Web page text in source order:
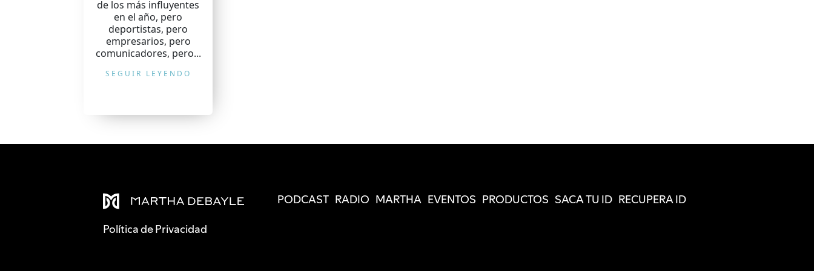
de los más influyentes
en el año, pero
deportistas, pero
empresarios, pero
comunicadores, pero...
SEGUIR LEYENDO
Política de Privacidad
PODCAST RADIO MARTHA EVENTOS PRODUCTOS SACA TU ID RECUPERA ID